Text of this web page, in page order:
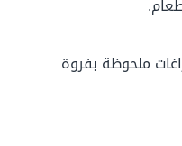
ملحوظة بفروة